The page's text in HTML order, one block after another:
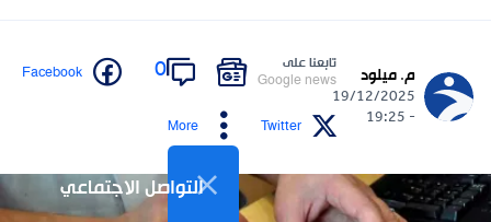
م. ميلود
19/12/2025
- 19:25
تابعنا على
Google news
0
Facebook
Twitter
More
التواصل الاجتماعي